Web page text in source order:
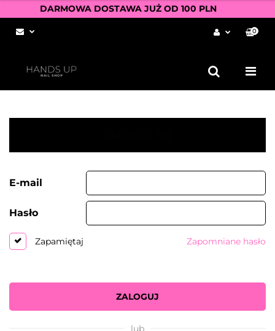
DARMOWA DOSTAWA JUŻ OD 100 PLN
Zarejestruj się
Dodaj zgłoszenie
0
E-mail
Hasło
Zapamiętaj Zapomniane hasło
ZALOGUJ
lub